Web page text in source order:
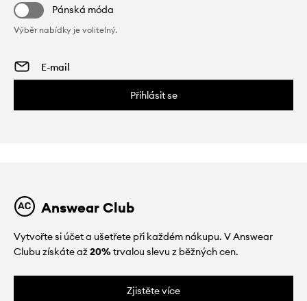
Pánská móda
Výběr nabídky je volitelný.
Přihlásit se
Answear Club
Vytvořte si účet a ušetřete při každém nákupu. V Answear
Clubu získáte až20%trvalou slevu z běžných cen.
Zjistěte více